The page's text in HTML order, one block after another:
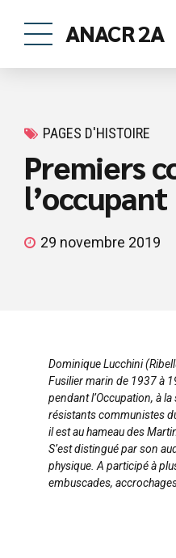
ANACR 2A
PAGES D'HISTOIRE
Premiers
l’occupant
29 novembre 2019
Dominique Lucchini
Fusilier marin de 1937 à
pendant l’Occupation, à
résistants communistes
il est au hameau des
S’est distingué par son
physique. A participé à
embuscades,